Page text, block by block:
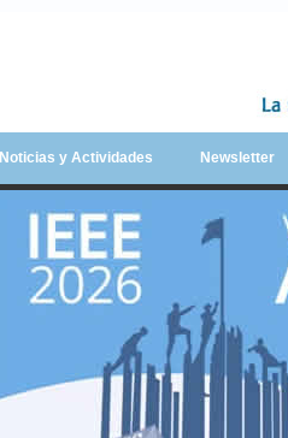
Noticias y Actividades Newsletter